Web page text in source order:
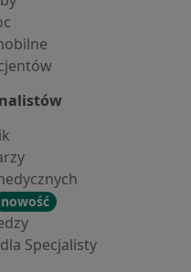
nowość
Specjalisty